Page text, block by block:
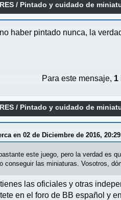
/ Pintado y cuidado de
haber pintado nunca, la
Para este mensaje, 1
/ Pintado y cuidado de
en 02 de Diciembre de 2016,
este juego, pero la verdad es
conseguir las miniaturas. Vosotros,
las oficiales y otras
en el foro de BB español y